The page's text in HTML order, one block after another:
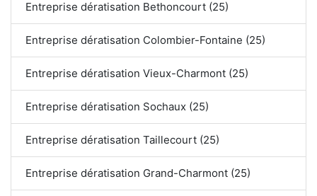
Entreprise dératisation Bethoncourt (25)
Entreprise dératisation Colombier-Fontaine (25)
Entreprise dératisation Vieux-Charmont (25)
Entreprise dératisation Sochaux (25)
Entreprise dératisation Taillecourt (25)
Entreprise dératisation Grand-Charmont (25)